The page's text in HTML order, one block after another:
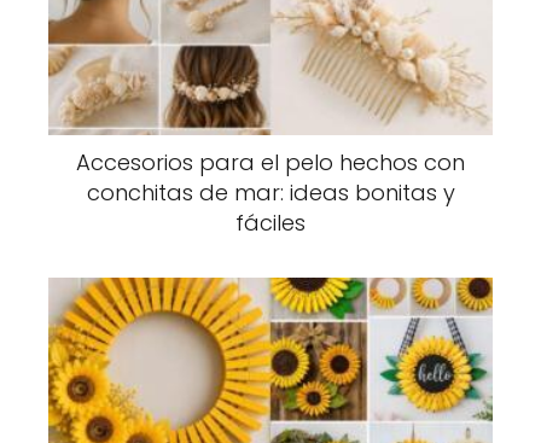
Accesorios para el pelo hechos con
conchitas de mar: ideas bonitas y
fáciles